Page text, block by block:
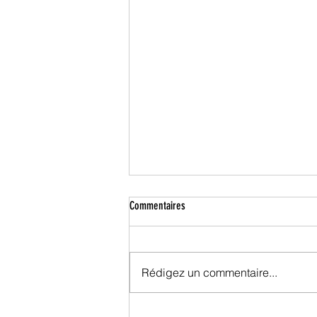
Commentaires
Rédigez un commentaire...